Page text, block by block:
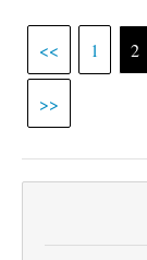
<< 1 2
>>